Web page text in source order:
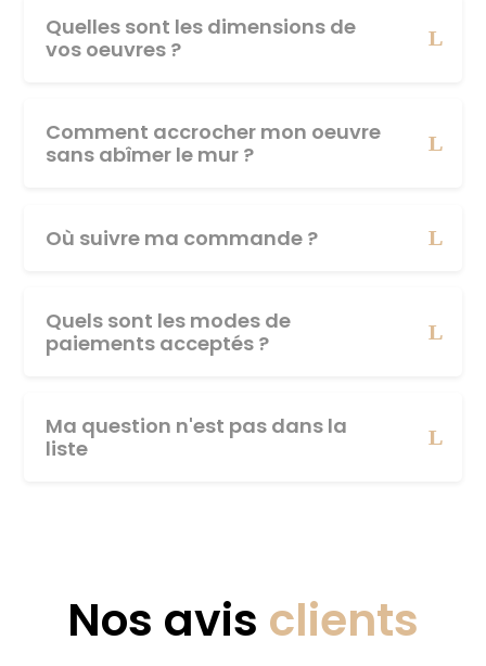
Quelles sont les dimensions de
vos oeuvres ?
Comment accrocher mon oeuvre
sans abîmer le mur ?
Où suivre ma commande ?
Quels sont les modes de
paiements acceptés ?
Ma question n'est pas dans la
liste
Nos avis clients